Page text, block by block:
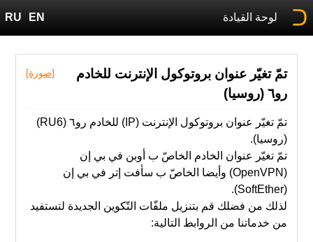
لوحة القيادة EN
RU
[صورة]
تمّ تغيّر عنوان بروتوكول الإنترنت للخادم
رو٦ (روسيا)
تمّ تغيّر عنوان بروتوكول الإنترنت (IP) للخادم رو٦ (RU6)
(روسيا).
تمّ ‫تغيّر عنوان الخادم الخاصّ ب أوبن في بي إن
(OpenVPN) وأيضا الخاصّ ب سأفت إتر في بي إن
(SoftEther).
‫من‬ خدماتنا‬ ‫من‬ ‫الروابط‬ ‫التالية‬: